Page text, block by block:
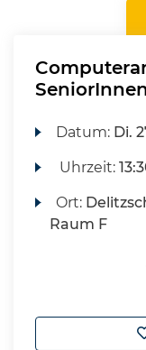
Datum: Di.
Uhrzeit:
Ort:
Raum F